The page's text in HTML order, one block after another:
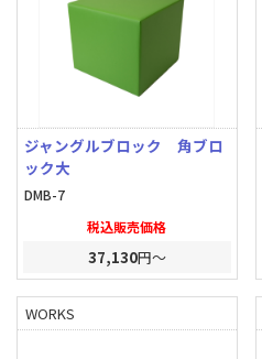
ジャングルブロック 角ブロ
ック大
DMB-7
税込販売価格
37,130円～
WORKS